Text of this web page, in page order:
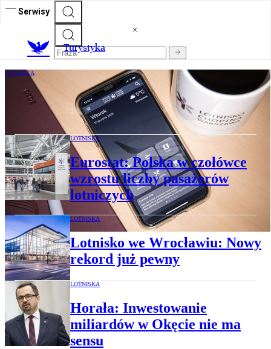
Serwisy
Turystyka
LOTNISKA
Lotnisko Chopina pochwaliło się nową
aplikacją
LOTNISKA
Eurostat: Polska w czołówce
wzrostu liczby pasażerów
lotniczych
LOTNISKA
Lotnisko we Wrocławiu: Nowy
rekord już pewny
LOTNISKA
Horała: Inwestowanie
miliardów w Okęcie nie ma
sensu